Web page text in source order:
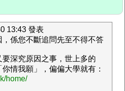
13:43 發表
係您不斷追問先至不得不答
深究原因之事，世上多的
情我願」，偏偏大學就有：
home/